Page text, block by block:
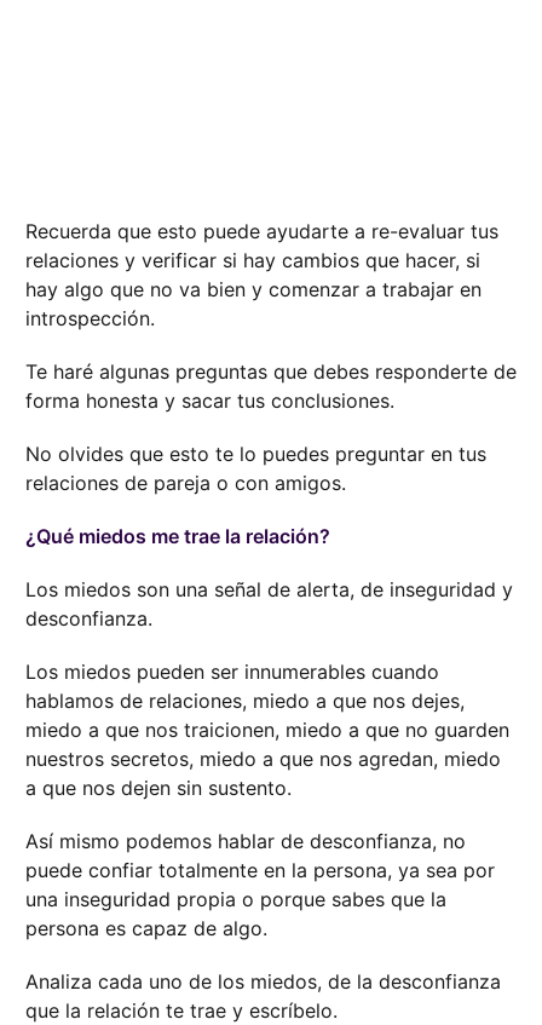
Recuerda que esto puede ayudarte a re-evaluar tus
relaciones y verificar si hay cambios que hacer, si
hay algo que no va bien y comenzar a trabajar en
introspección.
Te haré algunas preguntas que debes responderte de
forma honesta y sacar tus conclusiones.
No olvides que esto te lo puedes preguntar en tus
relaciones de pareja o con amigos.
¿Qué miedos me trae la relación?
Los miedos son una señal de alerta, de inseguridad y
desconfianza.
Los miedos pueden ser innumerables cuando
hablamos de relaciones, miedo a que nos dejes,
miedo a que nos traicionen, miedo a que no guarden
nuestros secretos, miedo a que nos agredan, miedo
a que nos dejen sin sustento.
Así mismo podemos hablar de desconfianza, no
puede confiar totalmente en la persona, ya sea por
una inseguridad propia o porque sabes que la
persona es capaz de algo.
Analiza cada uno de los miedos, de la desconfianza
que la relación te trae y escríbelo.